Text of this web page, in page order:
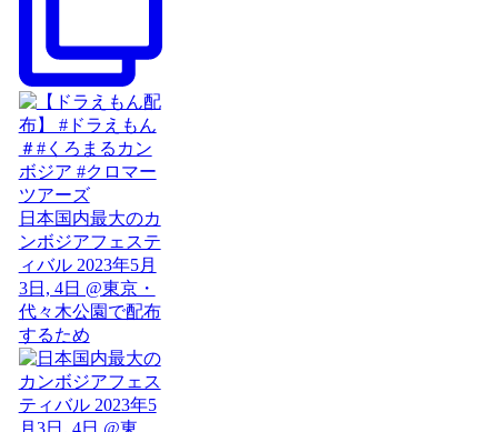
日本国内最大のカ
ンボジアフェステ
ィバル 2023年5月
3日, 4日 @東京・
代々木公園で配布
するため